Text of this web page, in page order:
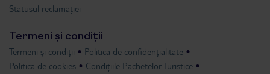
Statusul reclamației
Termeni și condiții
Termeni și condiții
Politica de confidențialitate
Politica de cookies
Condițiile Pachetelor Turistice